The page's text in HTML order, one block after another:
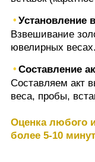
Установление
Взвешивание
ювелирных весах.
Составление
Составляем акт
веса, пробы,
Оценка любого
более 5-10